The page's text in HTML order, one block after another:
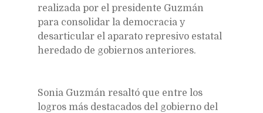
realizada por el presidente Guzmán
para consolidar la democracia y
desarticular el aparato represivo estatal
heredado de gobiernos anteriores.
Sonia Guzmán resaltó que entre los
logros más destacados del gobierno del